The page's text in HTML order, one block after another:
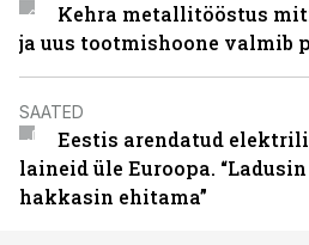
Kehra metallitööstus
ja uus tootmishoone valmib
SAATED
Eestis arendatud
laineid üle Euroopa.
hakkasin ehitama”